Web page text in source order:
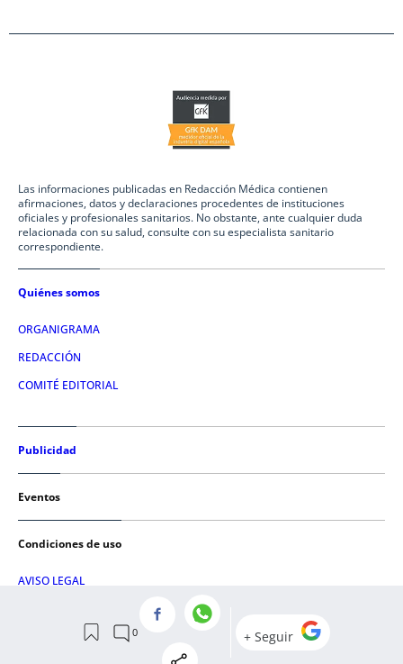
Las informaciones publicadas en Redacción Médica contienen
afirmaciones, datos y declaraciones procedentes de instituciones
oficiales y profesionales sanitarios. No obstante, ante cualquier duda
relacionada con su salud, consulte con su especialista sanitario
correspondiente.
Quiénes somos
ORGANIGRAMA
REDACCIÓN
COMITÉ EDITORIAL
Publicidad
Eventos
Condiciones de uso
AVISO LEGAL
POLÍTICA DE COOKIES